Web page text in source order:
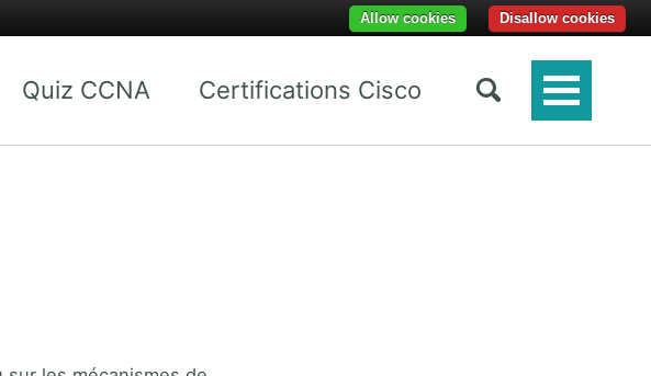
Quiz CCNA Certifications Cisco
Toggle
Menu
Disallow cookies
Allow cookies